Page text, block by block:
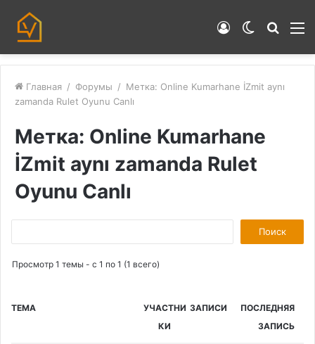
Switch
Войти
Главная / Форумы / Метка: Online Kumarhane İZmit aynı
zamanda Rulet Oyunu Canlı
Метка: Online Kumarhane
İZmit aynı zamanda Rulet
Oyunu Canlı
о
и
Просмотр 1 темы - с 1 по 1 (1 всего)
ТЕМА
УЧАСТНИ
КИ
ЗАПИСИ
ПОСЛЕДНЯЯ
ЗАПИСЬ